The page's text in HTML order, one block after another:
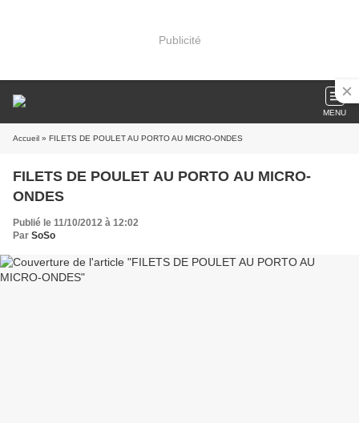
Publicité
MENU
Accueil » FILETS DE POULET AU PORTO AU MICRO-ONDES
FILETS DE POULET AU PORTO AU MICRO-
ONDES
Publié le 11/10/2012 à 12:02
Par SoSo